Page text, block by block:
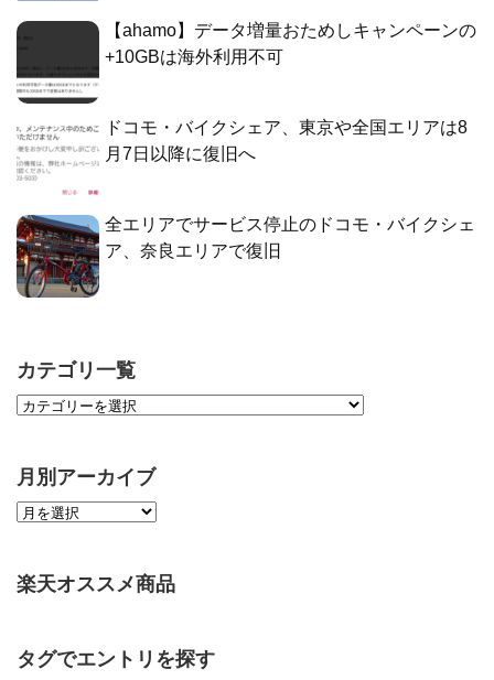
【ahamo】データ増量おためしキャンペーンの
+10GBは海外利用不可
ドコモ・バイクシェア、東京や全国エリアは8
月7日以降に復旧へ
全エリアでサービス停止のドコモ・バイクシェ
ア、奈良エリアで復旧
カテゴリ一覧
月別アーカイブ
楽天オススメ商品
タグでエントリを探す